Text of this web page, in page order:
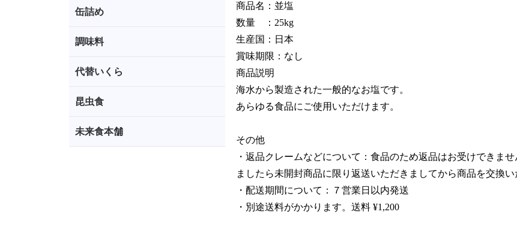
缶詰め
調味料
代替いくら
昆虫食
未来食本舗
商品名：並塩
数量 ：25kg
生産国：日本
賞味期限：なし
商品説明
海水から製造された一般的なお塩です。
あらゆる食品にご使用いただけます。
その他
・返品クレームなどについて：食品のため返品はお受けできま
ましたら未開封商品に限り返送いただきましてから商品を交換い
・配送期間について：７営業日以内発送
・別途送料がかかります。送料 ¥1,200